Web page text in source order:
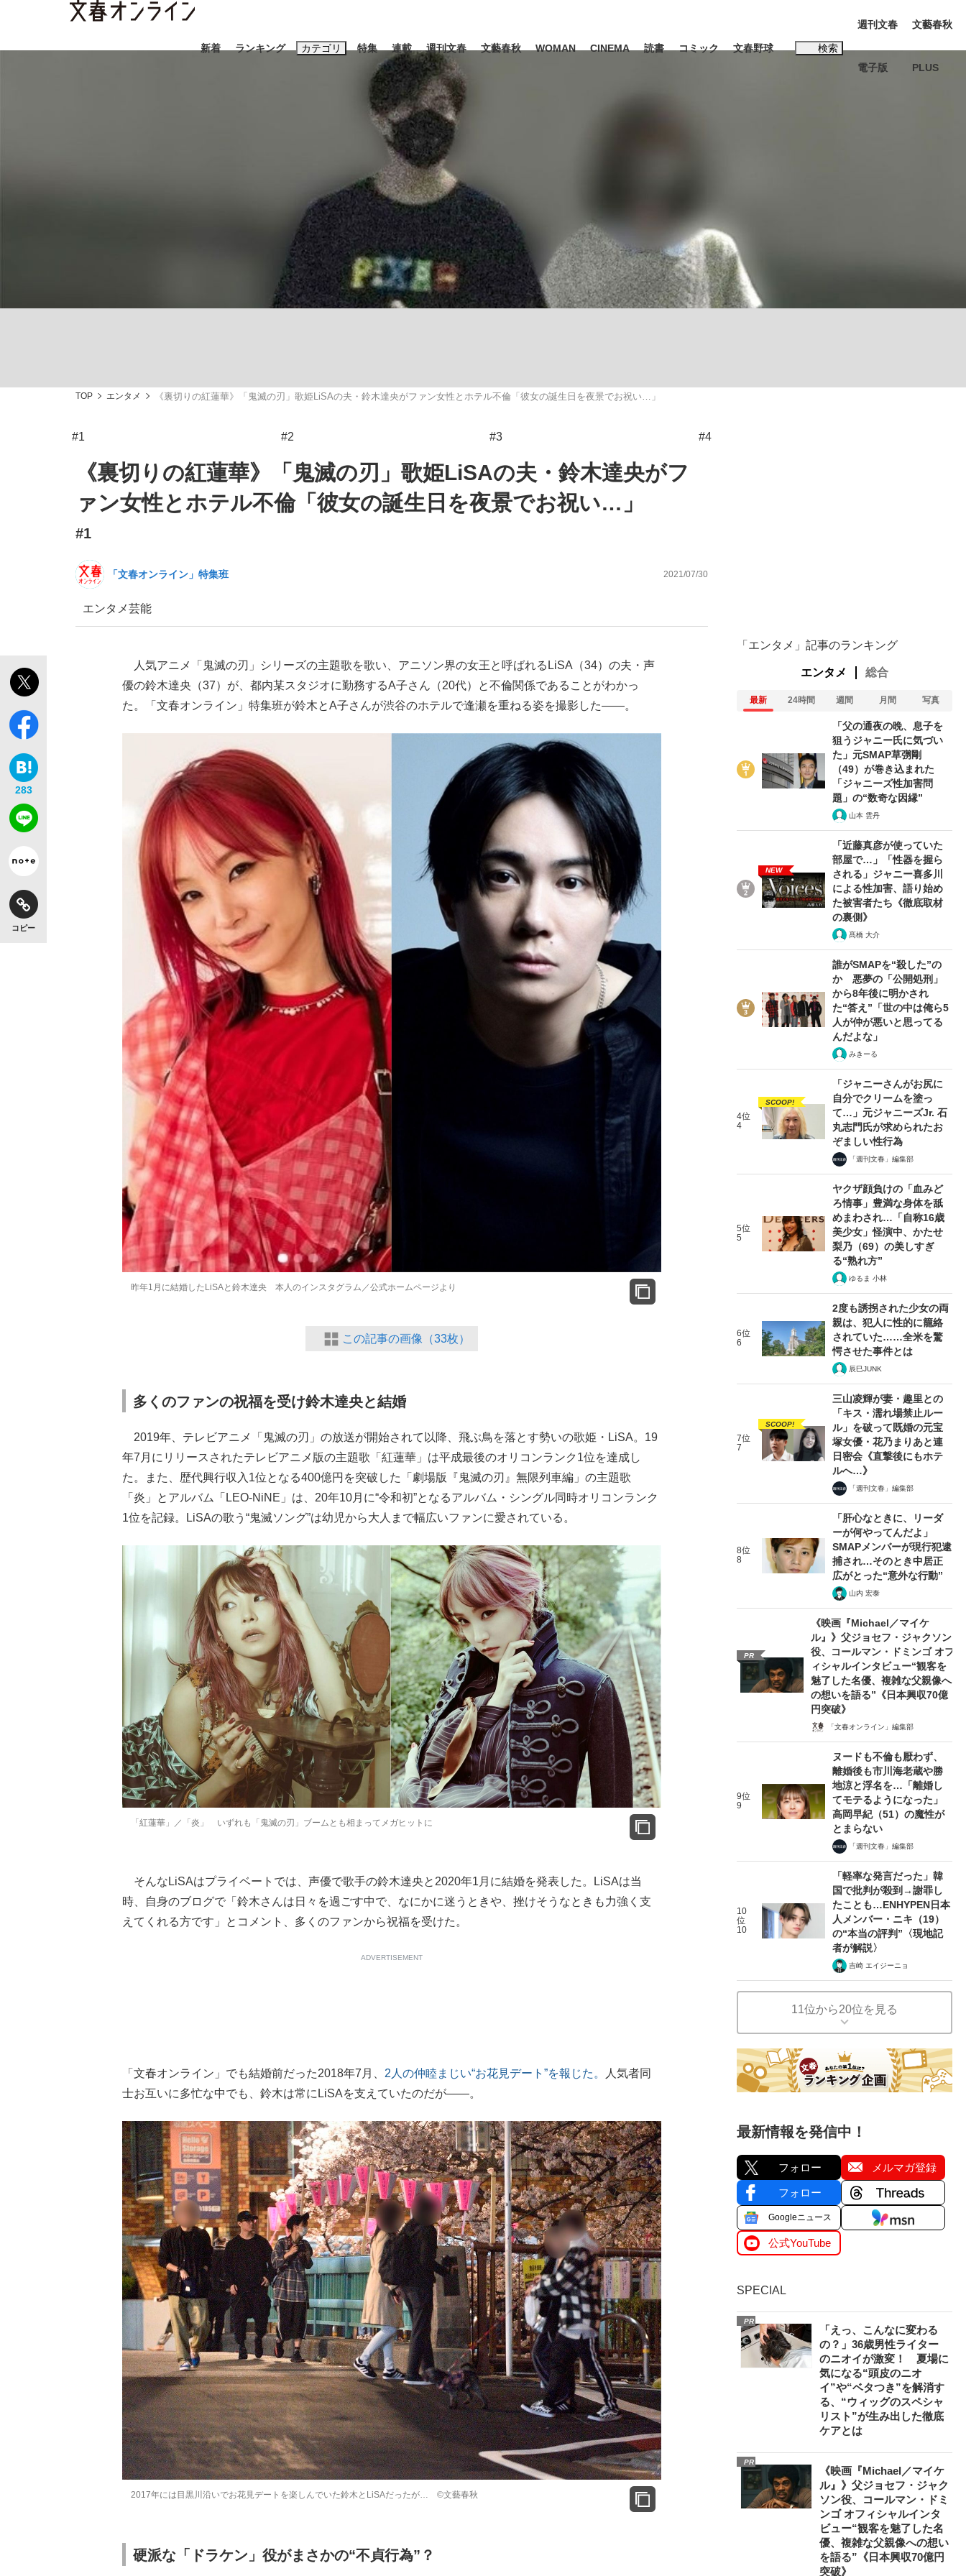
新着 ランキング カテゴリ
エンタメ
「90%は失敗する。でも…」本田圭佑が初めて明かした日本代表監督に... 「最悪の空気のまま解散」WBC日本代表“敗戦”の真実 選手が明かす...
「目標達成できなかったからと言って…」サッカー日本代表・森保一監督...
もっと見る
特集 連載 週刊文春 文藝春秋 WOMAN CINEMA 読書 コミック 文春野球 検索
おすすめのキーワードタグ一覧
#高市早苗 #後藤真希
#亀和田武
週刊文春
電子版
文藝春秋
PLUS
TOP エンタメ 《裏切りの紅蓮華》「鬼滅の刃」歌姫LiSAの夫・鈴木達央がファン女性とホテル不倫「彼女の誕生日を夜景でお祝い…」
#1 #2 #3 #4
《裏切りの紅蓮華》「鬼滅の刃」歌姫LiSAの夫・鈴木達央がフ
ァン女性とホテル不倫「彼女の誕生日を夜景でお祝い…」
#1
「文春オンライン」特集班 2021/07/30
エンタメ芸能
283
コピー
人気アニメ「鬼滅の刃」シリーズの主題歌を歌い、アニソン界の女王と呼ばれるLiSA（34）の夫・声
優の鈴木達央（37）が、都内某スタジオに勤務するA子さん（20代）と不倫関係であることがわかっ
た。「文春オンライン」特集班が鈴木とA子さんが渋谷のホテルで逢瀬を重ねる姿を撮影した――。
昨年1月に結婚したLiSAと鈴木達央 本人のインスタグラム／公式ホームページより
この記事の画像（33枚）
多くのファンの祝福を受け鈴木達央と結婚
2019年、テレビアニメ「鬼滅の刃」の放送が開始されて以降、飛ぶ鳥を落とす勢いの歌姫・LiSA。19
年7月にリリースされたテレビアニメ版の主題歌「紅蓮華」は平成最後のオリコンランク1位を達成し
た。また、歴代興行収入1位となる400億円を突破した「劇場版『鬼滅の刃』無限列車編」の主題歌
「炎」とアルバム「LEO-NiNE」は、20年10月に“令和初”となるアルバム・シングル同時オリコンランク
1位を記録。LiSAの歌う“鬼滅ソング”は幼児から大人まで幅広いファンに愛されている。
「紅蓮華」／「炎」 いずれも「鬼滅の刃」ブームとも相まってメガヒットに
そんなLiSAはプライベートでは、声優で歌手の鈴木達央と2020年1月に結婚を発表した。LiSAは当
時、自身のブログで「鈴木さんは日々を過ごす中で、なにかに迷うときや、挫けそうなときも力強く支
えてくれる方です」とコメント、多くのファンから祝福を受けた。
ADVERTISEMENT
「文春オンライン」でも結婚前だった2018年7月、 2人の仲睦まじい“お花見デート”を報じた。
人気者同
士お互いに多忙な中でも、鈴木は常にLiSAを支えていたのだが――。
2017年には目黒川沿いでお花見デートを楽しんでいた鈴木とLiSAだったが… ©文藝春秋
硬派な「ドラケン」役がまさかの“不貞行為”？
「エンタメ」記事のランキング
エンタメ 総合
最新 24時間 週間 月間 写真
「父の通夜の晩、息子を
狙うジャニー氏に気づい
た」元SMAP草彅剛
（49）が巻き込まれた
「ジャニーズ性加害問
題」の“数奇な因縁”
山本 雲丹
NEW
「近藤真彦が使っていた
部屋で…」「性器を握ら
される」ジャニー喜多川
による性加害、語り始め
た被害者たち《徹底取材
の裏側》
髙橋 大介
誰がSMAPを“殺した”の
か 悪夢の「公開処刑」
から8年後に明かされ
た“答え”「世の中は俺ら5
人が仲が悪いと思ってる
んだよな」
みきーる
4位
4
SCOOP!
「ジャニーさんがお尻に
自分でクリームを塗っ
て…」元ジャニーズJr. 石
丸志門氏が求められたお
ぞましい性行為
「週刊文春」編集部
5位
5
ヤクザ顔負けの「血みど
ろ情事」豊満な身体を舐
めまわされ…「自称16歳
美少女」怪演中、かたせ
梨乃（69）の美しすぎ
る“熟れ方”
ゆるま 小林
6位
6
2度も誘拐された少女の両
親は、犯人に性的に籠絡
されていた……全米を驚
愕させた事件とは
辰巳JUNK
7位
7
SCOOP!
三山凌輝が妻・趣里との
「キス・濡れ場禁止ルー
ル」を破って既婚の元宝
塚女優・花乃まりあと連
日密会《直撃後にもホテ
ルへ…》
「週刊文春」編集部
8位
8
「肝心なときに、リーダ
ーが何やってんだよ」
SMAPメンバーが現行犯逮
捕され…そのとき中居正
広がとった“意外な行動”
山内 宏泰
PR
《映画『Michael／マイケ
ル』》父ジョセフ・ジャクソン
役、コールマン・ドミンゴ オフ
ィシャルインタビュー“観客を
魅了した名優、複雑な父親像へ
の想いを語る”《日本興収70億
円突破》
「文春オンライン」編集部
9位
9
ヌードも不倫も厭わず、
離婚後も市川海老蔵や勝
地涼と浮名を…「離婚し
てモテるようになった」
高岡早紀（51）の魔性が
とまらない
「週刊文春」編集部
10
位
10
「軽率な発言だった」韓
国で批判が殺到→謝罪し
たことも…ENHYPEN日本
人メンバー・ニキ（19）
の“本当の評判”〈現地記
者が解説〉
吉崎 エイジーニョ
11位から20位を見る
最新情報を発信中！
フォロー メルマガ登録
フォロー
Googleニュース
公式YouTube
SPECIAL
PR
「えっ、こんなに変わる
の？」36歳男性ライター
のニオイが激変！ 夏場に
気になる“頭皮のニオ
イ”や“ベタつき”を解消す
る、“ウィッグのスペシャ
リスト”が生み出した徹底
ケアとは
PR
《映画『Michael／マイケ
ル』》父ジョセフ・ジャク
ソン役、コールマン・ドミ
ンゴ オフィシャルインタ
ビュー“観客を魅了した名
優、複雑な父親像への想い
を語る”《日本興収70億円
突破》